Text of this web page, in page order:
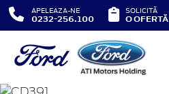
APELEAZA-NE
0232-256.100
SOLICITĂ
O OFERTĂ
MONDEO